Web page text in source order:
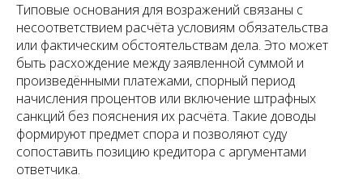
Типовые основания для возражений связаны с
несоответствием расчёта условиям обязательства
или фактическим обстоятельствам дела. Это может
быть расхождение между заявленной суммой и
произведёнными платежами, спорный период
начисления процентов или включение штрафных
санкций без пояснения их расчёта. Такие доводы
формируют предмет спора и позволяют суду
сопоставить позицию кредитора с аргументами
ответчика.